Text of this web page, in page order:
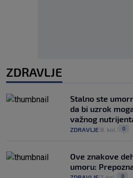
ZDRAVLJE
Stalno ste
da bi uzrok
važnog
ZDRAVLJE 8. kol. 0
Ove znakove
umoru:
0